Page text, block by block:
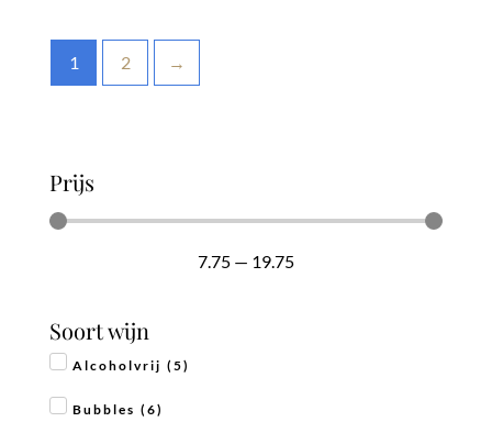
1 2 →
Prijs
7.75 — 19.75
Soort wijn
Alcoholvrij ( 5)
Bubbles ( 6)